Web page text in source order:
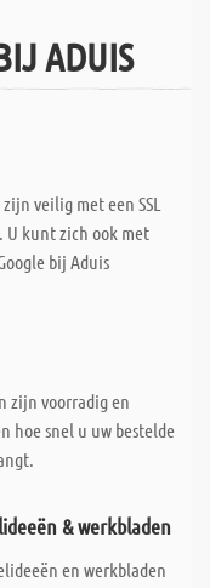
ADUIS
veilig met een SSL
kunt zich ook met
bij Aduis
zijn voorradig en
hoe snel u uw bestelde
& werkbladen
en werkbladen